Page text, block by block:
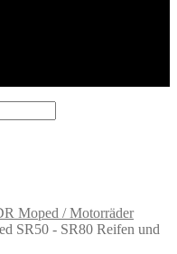
Moped / Motorräder
SR50 - SR80 Reifen und